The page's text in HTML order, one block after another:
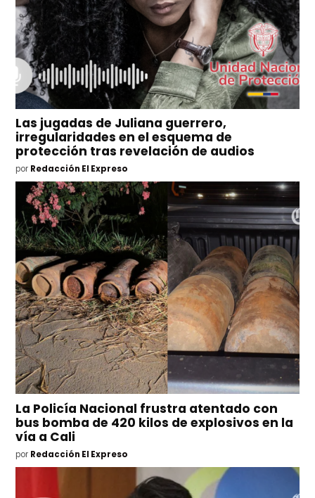
Las jugadas de Juliana guerrero,
irregularidades en el esquema de
protección tras revelación de audios
por Redacción El Expreso
La Policía Nacional frustra atentado con
bus bomba de 420 kilos de explosivos en la
vía a Cali
por Redacción El Expreso